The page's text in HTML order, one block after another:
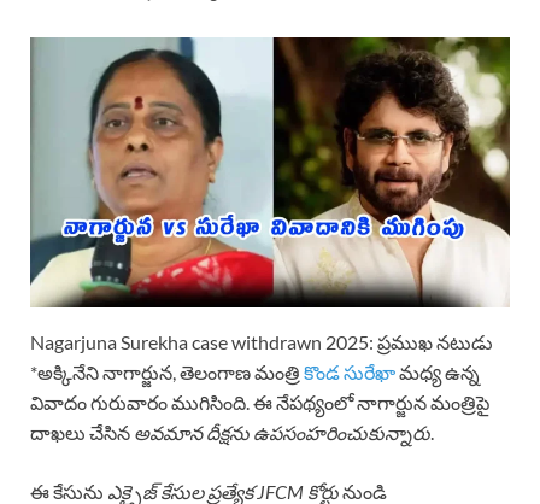
Nagarjuna Surekha case withdrawn 2025: ప్రముఖ నటుడు
*అక్కినేని నాగార్జున, తెలంగాణ మంత్రి కొండ సురేఖామధ్య ఉన్న
వివాదం గురువారం ముగిసింది. ఈ నేపథ్యంలో నాగార్జున మంత్రిపై
దాఖలు చేసిన అవమాన దీక్షను ఉపసంహరించుకున్నారు.
ఈ కేసును ఎక్సైజ్ కేసుల ప్రత్యేక JFCM కోర్టునుండి